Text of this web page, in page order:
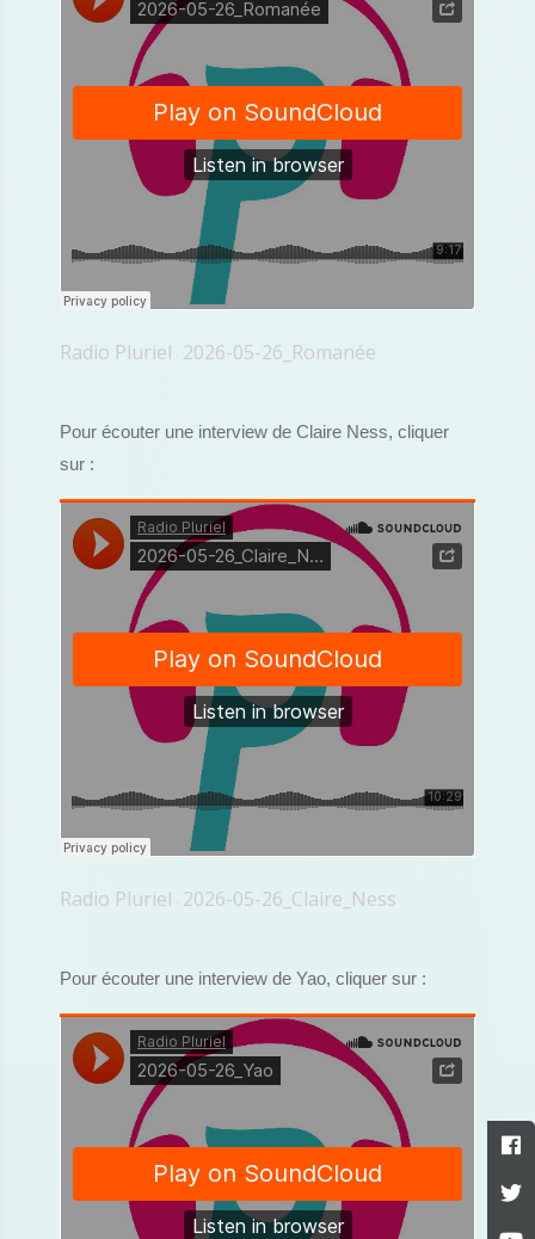
Radio Pluriel · 2026-05-26_Romanée
Pour écouter une interview de Claire Ness, cliquer
sur :
Radio Pluriel · 2026-05-26_Claire_Ness
Pour écouter une interview de Yao, cliquer sur :